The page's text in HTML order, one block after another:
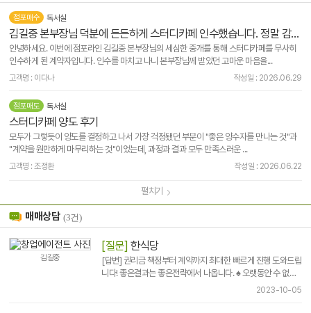
- 2022년 05월
- 2022년 04월 의뢰분야 2위
- 2022년 01월의뢰분야 3위
- 2020년 06월계약분야 2위
- 2019년 07월
- 2016년 02월
- 2015년 11월의뢰분야 2위
- 2015년 10월의뢰분야 2위
- 2015년 06월
점포매수 독서실
김길중 본부장님 덕분에 든든하게 스터디카페 인수했습니다. 정말 감사드려요!
안녕하세요. 이번에 점포라인 김길중 본부장님의 세심한 중개를 통해 스터디카페를 무사히
인수하게 된 계약자입니다. 인수를 마치고 나니 본부장님께 받았던 고마운 마음을...
고객명 : 이다나 작성일 : 2026.06.29
점포매도 독서실
스터디카페 양도 후기
모두가 그렇듯이 양도를 결정하고 나서 가장 걱정됐던 부분이 "좋은 양수자를 만나는 것"과
"계약을 원만하게 마무리하는 것"이었는데, 과정과 결과 모두 만족스러운 ...
고객명 : 조정환 작성일 : 2026.06.22
펼치기
매매상담 (3건)
김길중
[질문] 한식당
[답변] 권리금 책정부터 계약까지 최대한 빠르게 진행 도와드립
니다! 좋은결과는 좋은전략에서 나옵니다. ♠ 오랫동안 수 없이
많은 성공적인 계약을 써왔습니다 ^^ ♠ 점포라인에서 10년 넘
2023-10-05